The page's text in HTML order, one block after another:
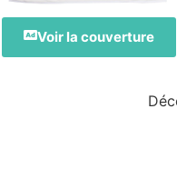
Voir la couverture